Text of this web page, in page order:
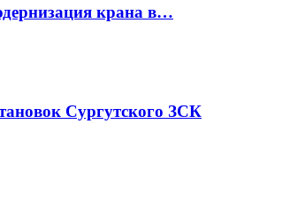
крана в…
Сургутского ЗСК